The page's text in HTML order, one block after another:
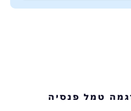
טמל פנסיה